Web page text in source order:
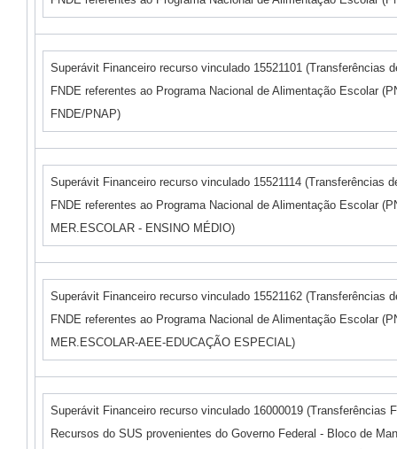
Superávit Financeiro recurso vinculado 15521101 (Transferências
FNDE referentes ao Programa Nacional de Alimentação Escolar
FNDE/PNAP)
Superávit Financeiro recurso vinculado 15521114 (Transferências
FNDE referentes ao Programa Nacional de Alimentação Escolar
MER.ESCOLAR - ENSINO MÉDIO)
Superávit Financeiro recurso vinculado 15521162 (Transferências
FNDE referentes ao Programa Nacional de Alimentação Escolar
MER.ESCOLAR-AEE-EDUCAÇÃO ESPECIAL)
Superávit Financeiro recurso vinculado 16000019 (Transferências
Recursos do SUS provenientes do Governo Federal - Bloco de